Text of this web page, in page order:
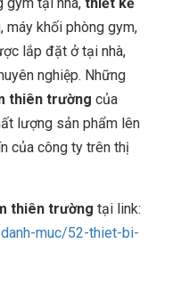
máy khối phòng gym,
lắp đặt ở tại nhà,
nghiệp. Những
thiên trường của
lượng sản phẩm lên
của công ty trên thị
thiên trường tại link:
muc/52-thiet-bi-